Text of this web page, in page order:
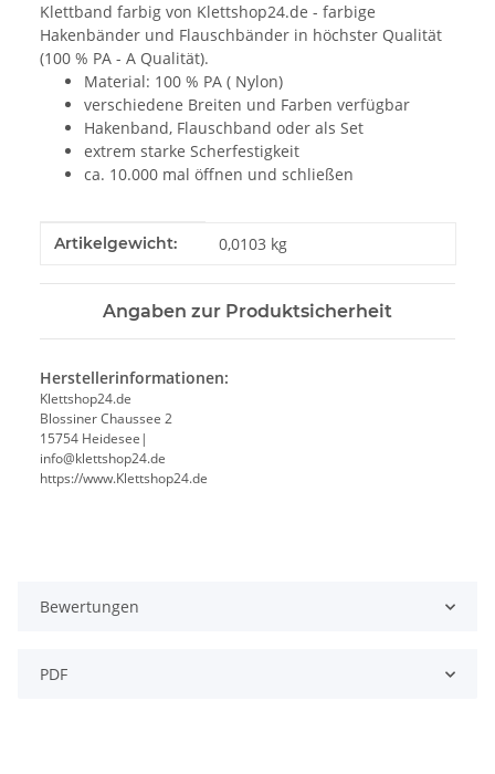
Klettband farbig von Klettshop24.de - farbige
Hakenbänder und Flauschbänder in höchster Qualität
(100 % PA - A Qualität).
Material: 100 % PA ( Nylon)
verschiedene Breiten und Farben verfügbar
Hakenband, Flauschband oder als Set
extrem starke Scherfestigkeit
ca. 10.000 mal öffnen und schließen
Produkteigenschaft
Wert
Artikelgewicht: 0,0103 kg
Angaben zur Produktsicherheit
Herstellerinformationen:
Klettshop24.de
Blossiner Chaussee 2
15754 Heidesee|
info@klettshop24.de
https://www.Klettshop24.de
Bewertungen
PDF